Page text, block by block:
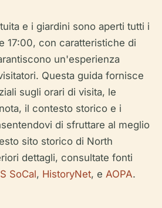
e i giardini sono aperti tutti i
17:00, con caratteristiche di
un'esperienza
Questa guida fornisce
sugli orari di visita, le
il contesto storico e i
di sfruttare al meglio
sito storico di North
dettagli, consultate fonti
SoCal, HistoryNet, e AOPA.